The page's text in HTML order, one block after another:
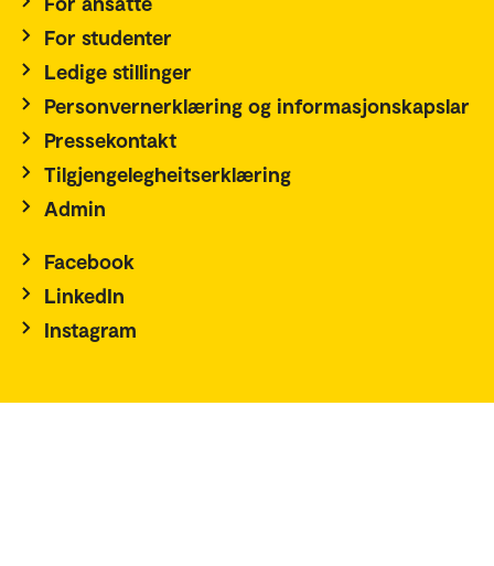
For studenter
Ledige stillinger
Personvernerklæring og informasjonskapslar
Pressekontakt
Tilgjengelegheitserklæring
Admin
Facebook
LinkedIn
Instagram